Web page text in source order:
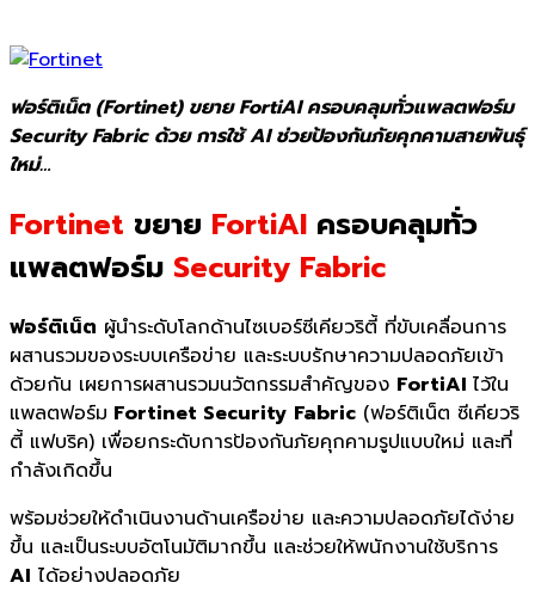
ฟอร์ติเน็ต (Fortinet) ขยาย FortiAI ครอบคลุมทั่วแพลตฟอร์ม
Security Fabric ด้วย การใช้ AI ช่วยป้องกันภัยคุกคามสายพันธุ์
ใหม่…
Fortinet ขยาย FortiAI ครอบคลุมทั่ว
แพลตฟอร์ม Security Fabric
ฟอร์ติเน็ต ผู้นำระดับโลกด้านไซเบอร์ซีเคียวริตี้ ที่ขับเคลื่อนการ
ผสานรวมของระบบเครือข่าย และระบบรักษาความปลอดภัยเข้า
ด้วยกัน เผยการผสานรวมนวัตกรรมสำคัญของ FortiAI ไว้ใน
แพลตฟอร์ม Fortinet Security Fabric (ฟอร์ติเน็ต ซีเคียวริ
ตี้ แฟบริค) เพื่อยกระดับการป้องกันภัยคุกคามรูปแบบใหม่ และที่
กำลังเกิดขึ้น
พร้อมช่วยให้ดำเนินงานด้านเครือข่าย และความปลอดภัยได้ง่าย
ขึ้น และเป็นระบบอัตโนมัติมากขึ้น และช่วยให้พนักงานใช้บริการ
AI ได้อย่างปลอดภัย